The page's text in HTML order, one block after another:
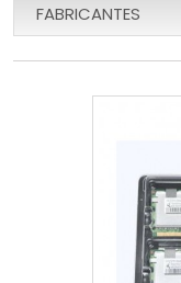
FABRICANTES